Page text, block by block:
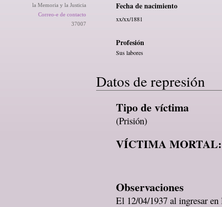
la Memoria y la Justicia
Correo-e de contacto
37007
Fecha de nacimiento
xx/xx/1881
Profesión
Sus labores
Datos de represión
Tipo de víctima
(Prisión)
VÍCTIMA MORTAL:
Observaciones
El 12/04/1937 al ingresar